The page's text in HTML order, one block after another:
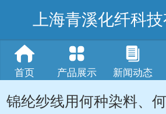
上海青溪化纤科
首页 产品展示 新闻动态
锦纶纱线用何种染料、